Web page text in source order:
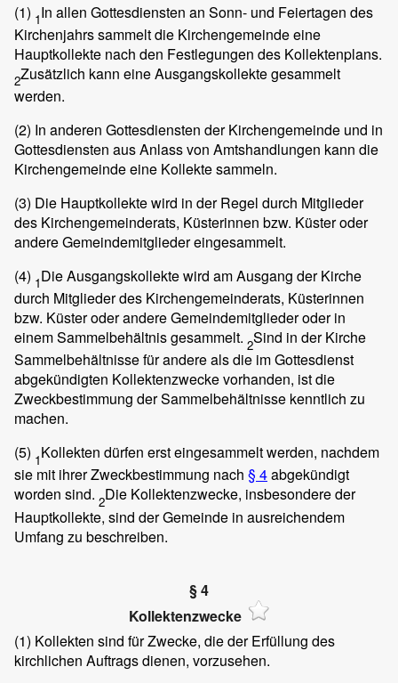
(1) 1In allen Gottesdiensten an Sonn- und Feiertagen des
Kirchenjahrs sammelt die Kirchengemeinde eine
Hauptkollekte nach den Festlegungen des Kollektenplans.
2Zusätzlich kann eine Ausgangskollekte gesammelt
werden.
(2) In anderen Gottesdiensten der Kirchengemeinde und in
Gottesdiensten aus Anlass von Amtshandlungen kann die
Kirchengemeinde eine Kollekte sammeln.
(3) Die Hauptkollekte wird in der Regel durch Mitglieder
des Kirchengemeinderats, Küsterinnen bzw. Küster oder
andere Gemeindemitglieder eingesammelt.
(4) 1Die Ausgangskollekte wird am Ausgang der Kirche
durch Mitglieder des Kirchengemeinderats, Küsterinnen
bzw. Küster oder andere Gemeindemitglieder oder in
einem Sammelbehältnis gesammelt. 2Sind in der Kirche
Sammelbehältnisse für andere als die im Gottesdienst
abgekündigten Kollektenzwecke vorhanden, ist die
Zweckbestimmung der Sammelbehältnisse kenntlich zu
machen.
(5) 1Kollekten dürfen erst eingesammelt werden, nachdem
sie mit ihrer Zweckbestimmung nach § 4abgekündigt
worden sind. 2Die Kollektenzwecke, insbesondere der
Hauptkollekte, sind der Gemeinde in ausreichendem
Umfang zu beschreiben.
§ 4
Kollektenzwecke
(1) Kollekten sind für Zwecke, die der Erfüllung des
kirchlichen Auftrags dienen, vorzusehen.